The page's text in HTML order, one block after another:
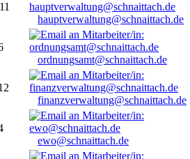
hauptverwaltung@schnaittach.de
ordnungsamt@schnaittach.de
finanzverwaltung@schnaittach.de
ewo@schnaittach.de